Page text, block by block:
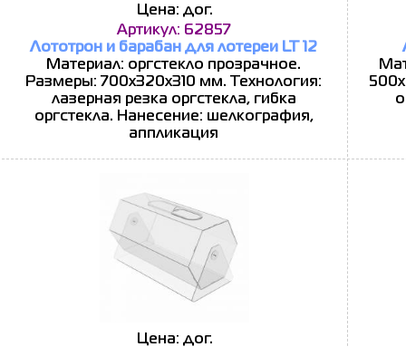
Цена: дог.
Артикул: 62857
Лототрон и барабан для лотереи LT 12
Материал: оргстекло прозрачное.
Размеры: 700х320x310 мм. Технология:
лазерная резка оргстекла, гибка
оргстекла. Нанесение: шелкография,
аппликация
Цена: дог.